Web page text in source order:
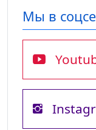
Мы в